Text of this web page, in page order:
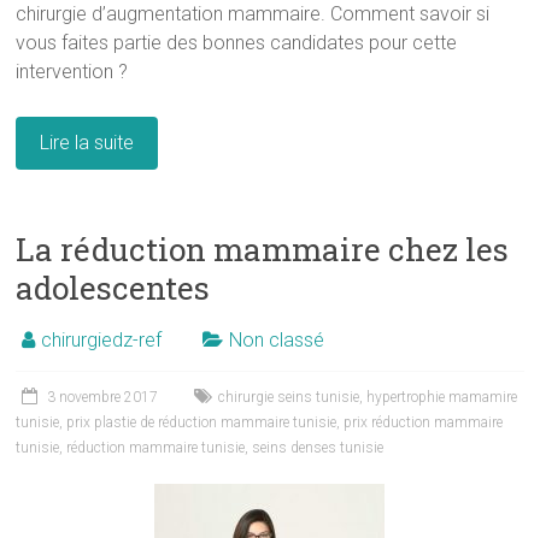
chirurgie d’augmentation mammaire. Comment savoir si
vous faites partie des bonnes candidates pour cette
intervention ?
Lire la suite
La réduction mammaire chez les
adolescentes
chirurgiedz-ref Non classé
3 novembre 2017 chirurgie seins tunisie hypertrophie mamamire
tunisie prix plastie de réduction mammaire tunisie prix réduction mammaire
tunisie réduction mammaire tunisie seins denses tunisie